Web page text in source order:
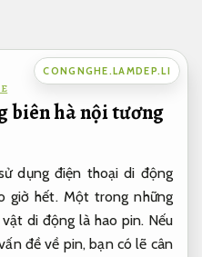
CONGNGHE.LAMDEP.LI
biên hà nội tương
dụng điện thoại di động
giờ hết. Một trong những
di động là hao pin. Nếu
đề về pin, bạn có lẽ cân